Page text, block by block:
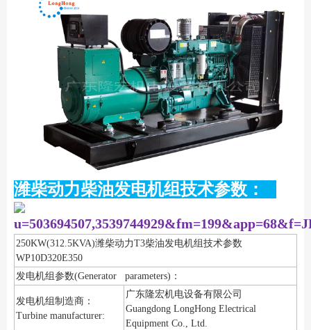
潍柴动力柴油发电机组技术参数：
250KW(312.5KVA)潍柴动力T3柴油发电机组技术参数
WP10D320E350
发电机组参数(Generator parameters)：
发电机组制造商：
Turbine manufacturer:
广东隆宏机电设备有限公司
Guangdong LongHong Electrical
Equipment Co., Ltd.